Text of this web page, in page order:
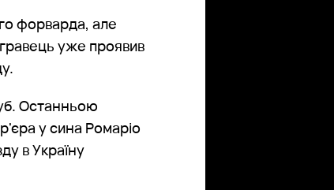
форварда, але
уже проявив
Останньою
у сина Ромаріо
в Україну